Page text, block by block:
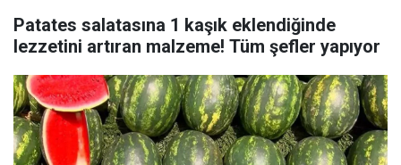
Patates salatasına 1 kaşık eklendiğinde
lezzetini artıran malzeme! Tüm şefler yapıyor